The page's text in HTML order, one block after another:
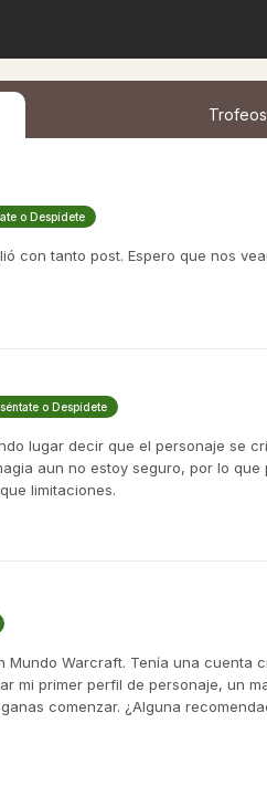
o Despídete
con tanto post. Espero que nos
o Despídete
lugar decir que el personaje se
aun no estoy seguro, por lo
limitaciones.
Warcraft. Tenía una cuenta
mi primer perfil de personaje, un
comenzar. ¿Alguna